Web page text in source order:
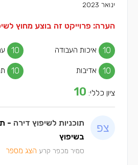
ינואר 2023
הערה: פרוייקט זה בוצע מחוץ
איכות העבודה 10
10
אדיבות 10
10
ציון כללי: 10
תוכניות לשיפוץ דירה -
בשיפוץ
סמיר מכפר קרע הצג מספר